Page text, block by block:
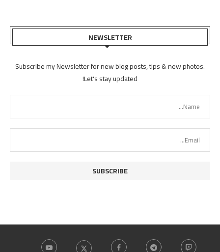
NEWSLETTER
Subscribe my Newsletter for new blog posts, tips & new photos.
Let's stay updated!